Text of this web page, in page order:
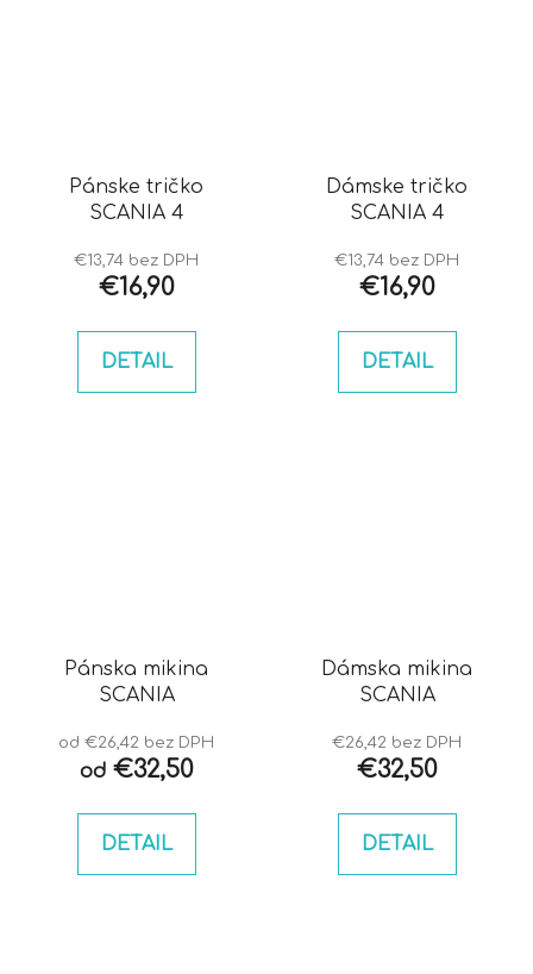
Pánske tričko
SCANIA 4
€13,74 bez DPH
€16,90
DETAIL
Dámske tričko
SCANIA 4
€13,74 bez DPH
€16,90
DETAIL
Pánska mikina
SCANIA
od €26,42 bez DPH
od€32,50
DETAIL
Dámska mikina
SCANIA
€26,42 bez DPH
€32,50
DETAIL